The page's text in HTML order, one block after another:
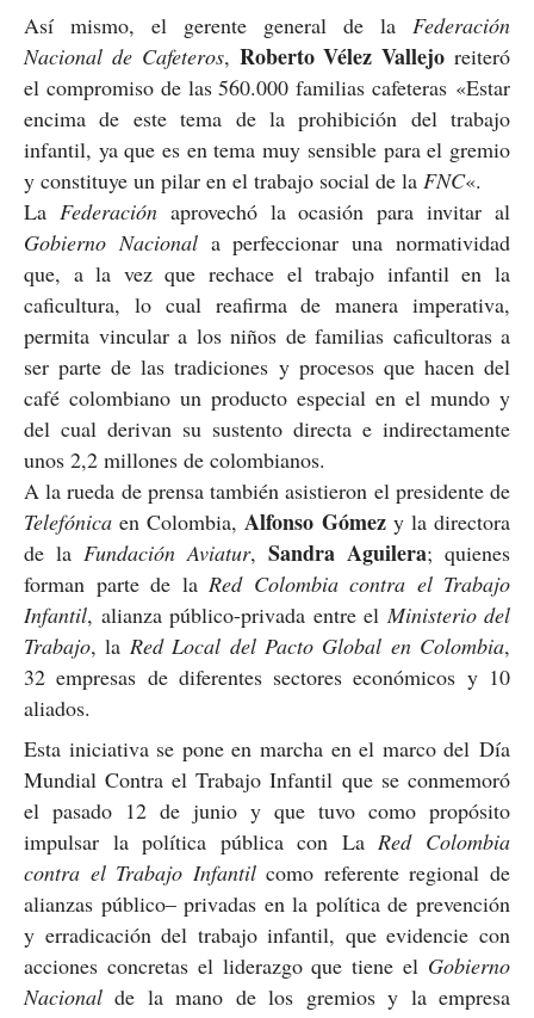
Así mismo, el gerente general de la Federación
Nacional de Cafeteros, Roberto Vélez Vallejo reiteró
el compromiso de las 560.000 familias cafeteras «Estar
encima de este tema de la prohibición del trabajo
infantil, ya que es en tema muy sensible para el gremio
y constituye un pilar en el trabajo social de la FNC«.
La Federaciónaprovechó la ocasión para invitar al
Gobierno Nacionala perfeccionar una normatividad
que, a la vez que rechace el trabajo infantil en la
caficultura, lo cual reafirma de manera imperativa,
permita vincular a los niños de familias caficultoras a
ser parte de las tradiciones y procesos que hacen del
café colombiano un producto especial en el mundo y
del cual derivan su sustento directa e indirectamente
unos 2,2 millones de colombianos.
A la rueda de prensa también asistieron el presidente de
Telefónicaen Colombia, Alfonso Gómezy la directora
de la Fundación Aviatur, Sandra Aguilera; quienes
forman parte de la Red Colombia contra el Trabajo
Infantil, alianza público-privada entre el Ministerio del
Trabajo, la Red Local del Pacto Global en Colombia,
32 empresas de diferentes sectores económicos y 10
aliados.
Esta iniciativa se pone en marcha en el marco del Día
Mundial Contra el Trabajo Infantil que se conmemoró
el pasado 12 de junio y que tuvo como propósito
impulsar la política pública con La Red Colombia
contra el Trabajo Infantilcomo referente regional de
alianzas público– privadas en la política de prevención
y erradicación del trabajo infantil, que evidencie con
acciones concretas el liderazgo que tiene el Gobierno
Nacional de la mano de los gremios y la empresa